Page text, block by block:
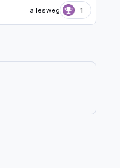
allesweg 1